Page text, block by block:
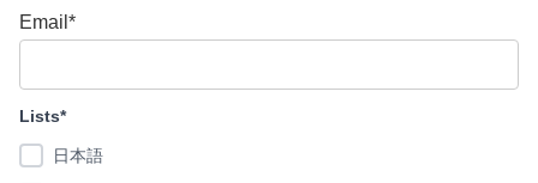
Email*
Lists*
日本語